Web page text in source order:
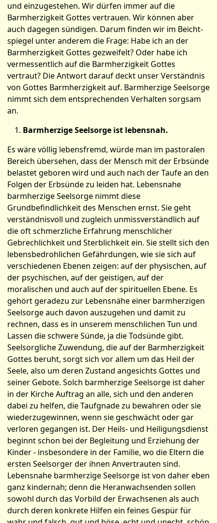
und einzugestehen. Wir dürfen immer auf die
Barmherzigkeit Gottes vertrauen. Wir können aber
auch dagegen sündigen. Darum finden wir im Beicht­
spiegel unter anderem die Frage: Habe ich an der
Barm­herzigkeit Gottes gezweifelt? Oder habe ich
vermessentlich auf die Barmherzigkeit Gottes
vertraut? Die Antwort darauf deckt unser Verständnis
von Gottes Barmherzigkeit auf. Barmherzige Seelsorge
nimmt sich dem entsprechenden Verhalten sorgsam
an.
Barmherzige Seelsorge ist lebensnah.
Es wäre völlig lebensfremd, würde man im pastoralen
Bereich übersehen, dass der Mensch mit der Erbsünde
belastet geboren wird und auch nach der Taufe an den
Folgen der Erbsünde zu leiden hat. Lebensnahe
barmherzige Seelsorge nimmt diese
Grundbefindlichkeit des Menschen ernst. Sie geht
verständnisvoll und zugleich unmissverständlich auf
die oft schmerzliche Erfahrung menschlicher
Gebrechlichkeit und Sterblichkeit ein. Sie stellt sich den
lebensbedrohlichen Gefährdungen, wie sie sich auf
verschiedenen Ebenen zeigen: auf der physischen, auf
der psychischen, auf der geistigen, auf der
moralischen und auch auf der spirituellen Ebene. Es
gehört geradezu zur Lebensnähe einer barmherzigen
Seelsorge auch davon auszugehen und damit zu
rechnen, dass es in unserem menschlichen Tun und
Lassen die schwere Sünde, ja die Todsünde gibt.
Seelsorgliche Zuwendung, die auf der Barmherzigkeit
Gottes beruht, sorgt sich vor allem um das Heil der
Seele, also um deren Zustand angesichts Gottes und
seiner Gebote. Solch barmherzige Seelsorge ist daher
in der Kirche Auftrag an alle, sich und den anderen
dabei zu helfen, die Taufgnade zu bewahren oder sie
wiederzugewinnen, wenn sie geschwächt oder gar
verloren gegangen ist. Der Heils- und Heiligungsdienst
beginnt schon bei der Begleitung und Erziehung der
Kinder - insbesondere in der Familie, wo die Eltern die
ersten Seelsorger der ihnen Anvertrauten sind.
Lebensnahe barmherzige Seelsorge ist von daher eben
ganz kindernah; denn die Heranwachsenden sollen
sowohl durch das Vorbild der Erwachsenen als auch
durch deren konkrete Hilfen ein feines Gespür für